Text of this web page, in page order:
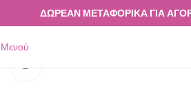
ΔΩΡΕΑΝ ΜΕΤΑΦΟΡΙΚΑ ΓΙΑ
Μενού